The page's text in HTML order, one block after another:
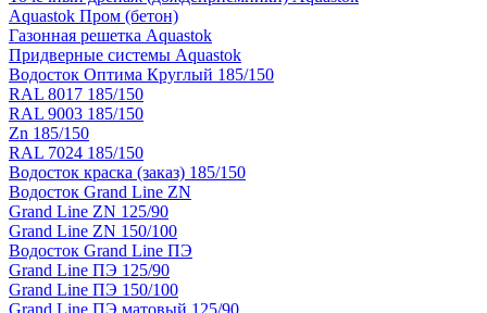
Aquastok Пром (бетон)
Газонная решетка Aquastok
Придверные системы Aquastok
Водосток Оптима Круглый 185/150
RAL 8017 185/150
RAL 9003 185/150
Zn 185/150
RAL 7024 185/150
Водосток краска (заказ) 185/150
Водосток Grand Line ZN
Grand Line ZN 125/90
Grand Line ZN 150/100
Водосток Grand Line ПЭ
Grand Line ПЭ 125/90
Grand Line ПЭ 150/100
Grand Line ПЭ матовый 125/90